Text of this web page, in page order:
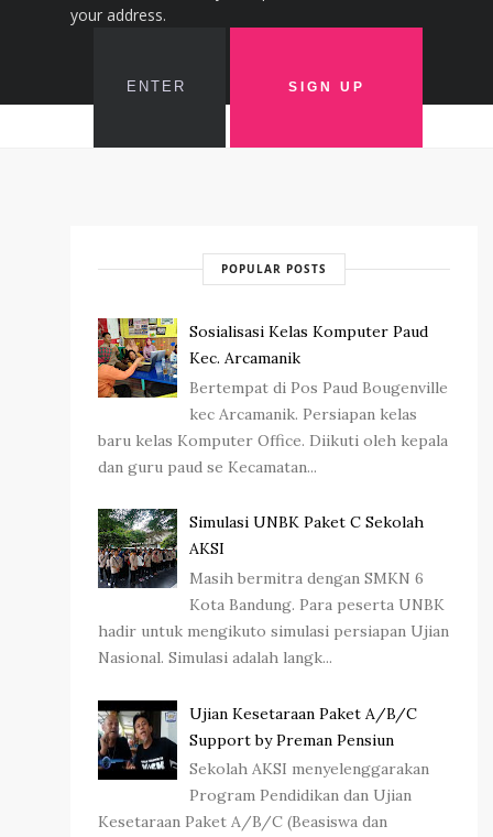
your address.
POPULAR POSTS
Sosialisasi Kelas Komputer Paud
Kec. Arcamanik
Bertempat di Pos Paud Bougenville
kec Arcamanik. Persiapan kelas
baru kelas Komputer Office. Diikuti oleh kepala
dan guru paud se Kecamatan...
Simulasi UNBK Paket C Sekolah
AKSI
Masih bermitra dengan SMKN 6
Kota Bandung. Para peserta UNBK
hadir untuk mengikuto simulasi persiapan Ujian
Nasional. Simulasi adalah langk...
Ujian Kesetaraan Paket A/B/C
Support by Preman Pensiun
Sekolah AKSI menyelenggarakan
Program Pendidikan dan Ujian
Kesetaraan Paket A/B/C (Beasiswa dan